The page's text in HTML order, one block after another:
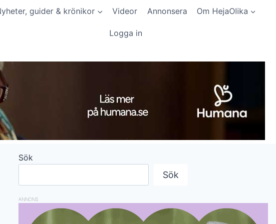
guider & krönikor Videor Annonsera Om HejaOlika
Logga in
Sök
Sök
ANNONS